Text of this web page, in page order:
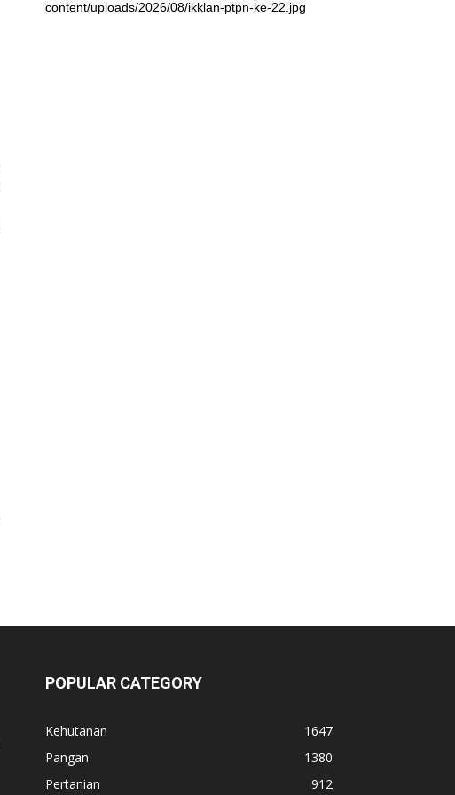
content/uploads/2026/08/ikklan-ptpn-ke-22.jpg
POPULAR CATEGORY
Kehutanan
1647
Pangan
1380
Pertanian
912